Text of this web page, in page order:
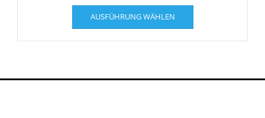
AUSFÜHRUNG WÄHLEN
Dieses
weist
mehrere
Die